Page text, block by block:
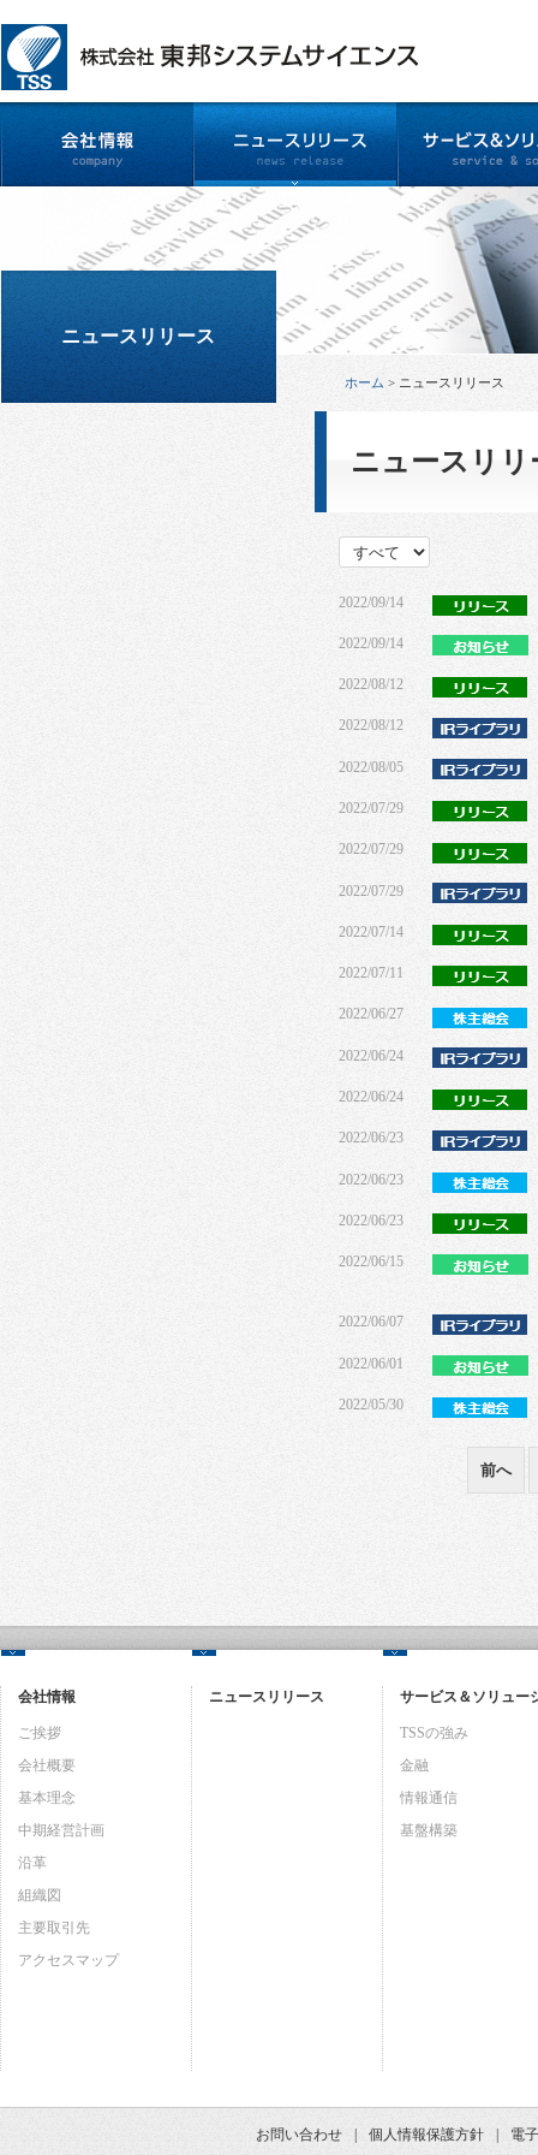
ホーム > ニュースリリース
ニュースリリ
2022/09/14
2022/09/14
2022/08/12
2022/08/12
2022/08/05
2022/07/29
2022/07/29
2022/07/29
2022/07/14
2022/07/11
2022/06/27
2022/06/24
2022/06/24
2022/06/23
2022/06/23
2022/06/23
2022/06/15
2022/06/07
2022/06/01
2022/05/30
前へ
ニュースリリース
会社情報
ご挨拶
会社概要
基本理念
中期経営計画
沿革
組織図
主要取引先
アクセスマップ
ニュースリリース サービス＆ソリュー
TSSの強み
金融
情報通信
基盤構築
お問い合わせ 個人情報保護方針 電